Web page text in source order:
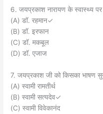
6. जयप्रकाश नारायण के स्वास्थ्य
(A) डॉ. रहमान✓
(B) डॉ. इरफान
(C) डॉ. मकबूल
(D) डॉ. एजाज
7. जयप्रकाश जी को किसका भाषण
(A) स्वामी रामतीर्थ
(B) स्वामी सत्यदेव✓
(C) स्वामी विवेकानंद